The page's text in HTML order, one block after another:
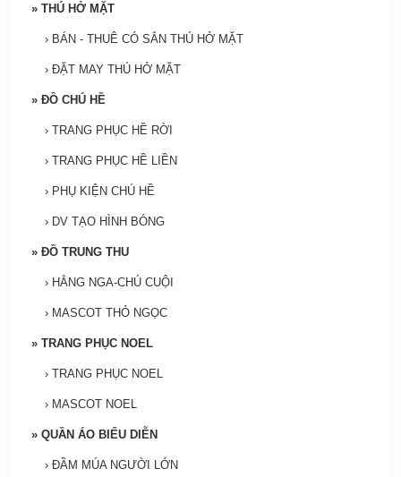
» THÚ HỞ MẶT
› BÁN - THUÊ CÓ SẮN THÚ HỞ MẶT
› ĐẶT MAY THÚ HỞ MẶT
» ĐỒ CHÚ HỀ
› TRANG PHỤC HỀ RỜI
› TRANG PHỤC HỀ LIỀN
› PHỤ KIỆN CHÚ HỀ
› DV TẠO HÌNH BÓNG
» ĐỒ TRUNG THU
› HẰNG NGA-CHÚ CUỘI
› MASCOT THỎ NGỌC
» TRANG PHỤC NOEL
› TRANG PHỤC NOEL
› MASCOT NOEL
» QUẦN ÁO BIỂU DIỄN
› ĐẦM MÚA NGƯỜI LỚN